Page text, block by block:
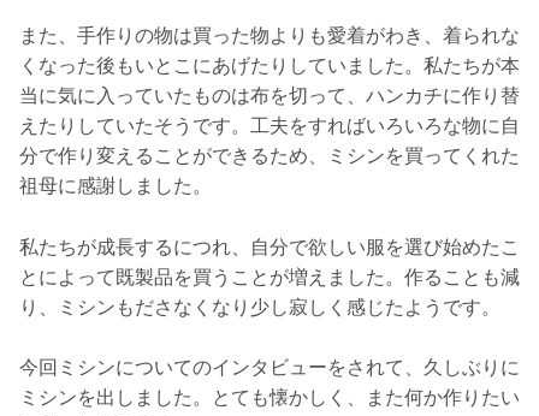
また、手作りの物は買った物よりも愛着がわき、着られな
くなった後もいとこにあげたりしていました。私たちが本
当に気に入っていたものは布を切って、ハンカチに作り替
えたりしていたそうです。工夫をすればいろいろな物に自
分で作り変えることができるため、ミシンを買ってくれた
祖母に感謝しました。
私たちが成長するにつれ、自分で欲しい服を選び始めたこ
とによって既製品を買うことが増えました。作ることも減
り、ミシンもださなくなり少し寂しく感じたようです。
今回ミシンについてのインタビューをされて、久しぶりに
ミシンを出しました。とても懐かしく、また何か作りたい